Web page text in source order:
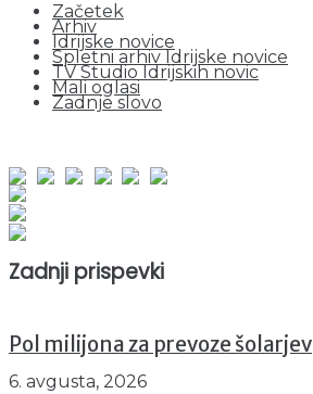
Začetek
Arhiv
Idrijske novice
Spletni arhiv Idrijske novice
TV Studio Idrijskih novic
Mali oglasi
Zadnje slovo
Zadnji prispevki
Pol milijona za prevoze šolarjev
6. avgusta, 2026